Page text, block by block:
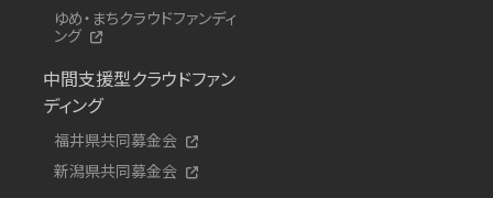
ゆめ・まちクラウドファンディ
ング
中間支援型クラウドファン
ディング
福井県共同募金会
新潟県共同募金会